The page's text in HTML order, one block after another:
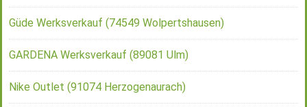
Güde Werksverkauf (74549 Wolpertshausen)
GARDENA Werksverkauf (89081 Ulm)
Nike Outlet (91074 Herzogenaurach)